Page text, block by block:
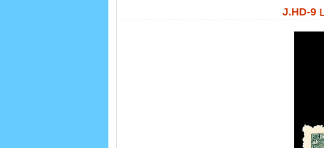
J.HD-9